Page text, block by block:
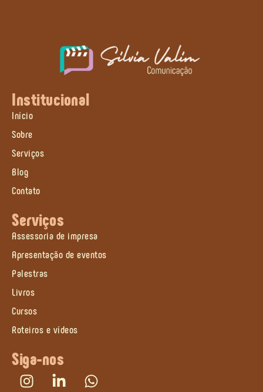
Institucional
Início
Sobre
Serviços
Blog
Contato
Serviços
Assessoria de impresa
Apresentação de eventos
Palestras
Livros
Cursos
Roteiros e vídeos
Siga-nos